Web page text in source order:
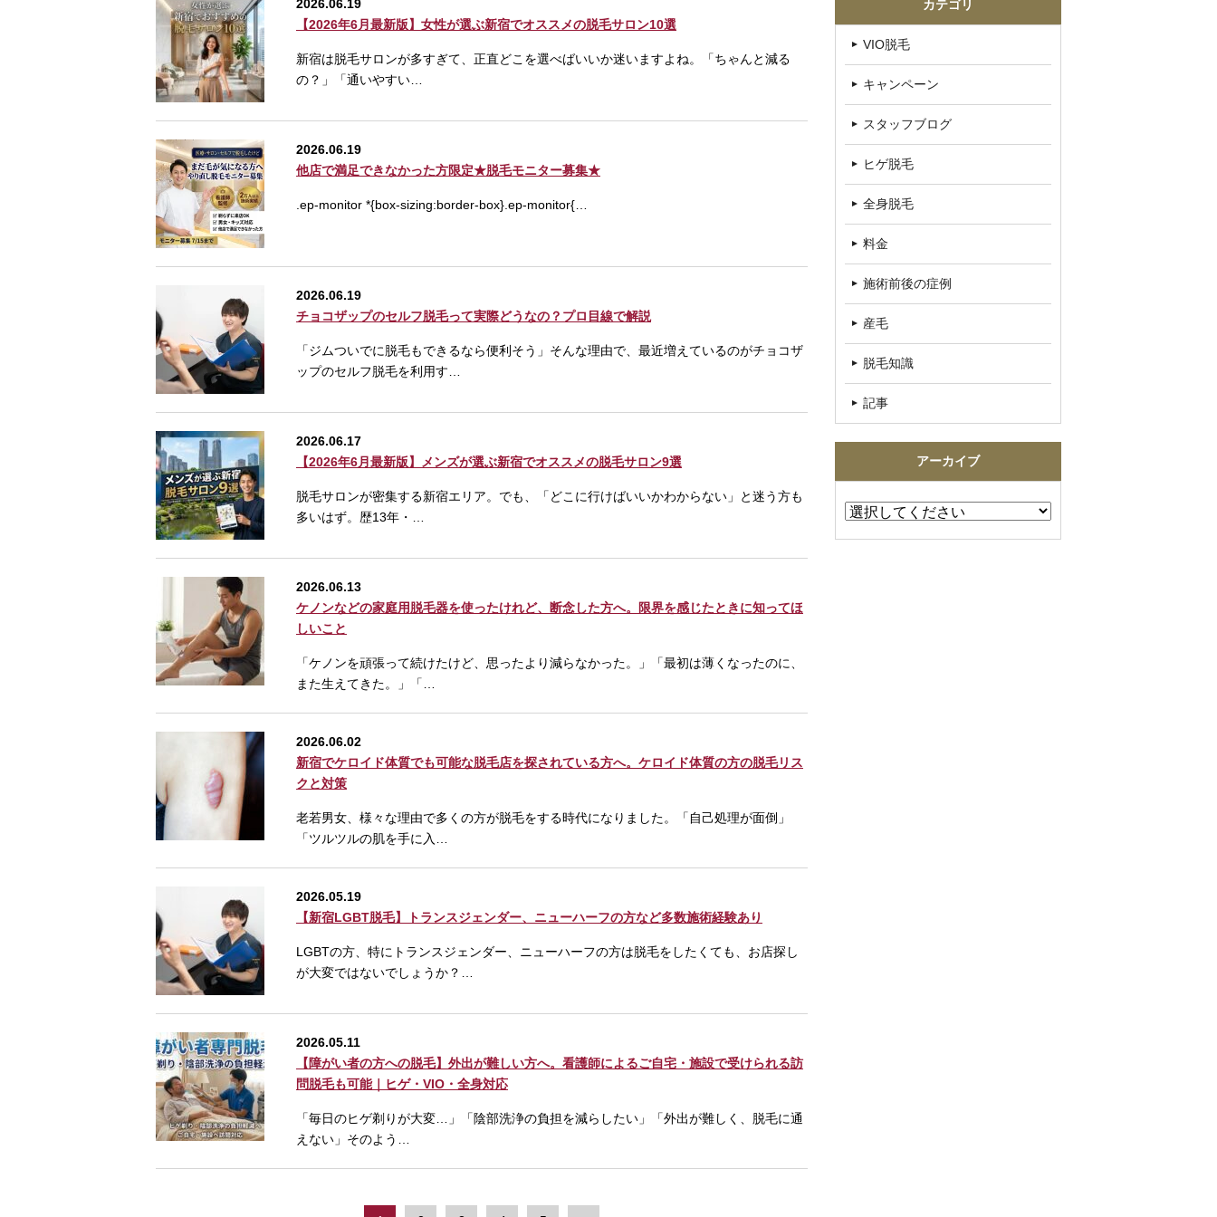
2026.06.19
【2026年6月最新版】女性が選ぶ新宿でオススメの脱毛サロン10選
新宿は脱毛サロンが多すぎて、正直どこを選べばいいか迷いますよね。「ちゃんと減る
の？」「通いやすい…
2026.06.19
他店で満足できなかった方限定★脱毛モニター募集★
.ep-monitor *{box-sizing:border-box}.ep-monitor{…
2026.06.19
チョコザップのセルフ脱毛って実際どうなの？プロ目線で解説
「ジムついでに脱毛もできるなら便利そう」そんな理由で、最近増えているのがチョコザ
ップのセルフ脱毛を利用す…
2026.06.17
【2026年6月最新版】メンズが選ぶ新宿でオススメの脱毛サロン9選
脱毛サロンが密集する新宿エリア。でも、「どこに行けばいいかわからない」と迷う方も
多いはず。歴13年・…
2026.06.13
ケノンなどの家庭用脱毛器を使ったけれど、断念した方へ。限界を感じたときに知ってほ
しいこと
「ケノンを頑張って続けたけど、思ったより減らなかった。」「最初は薄くなったのに、
また生えてきた。」「…
2026.06.02
新宿でケロイド体質でも可能な脱毛店を探されている方へ。ケロイド体質の方の脱毛リス
クと対策
老若男女、様々な理由で多くの方が脱毛をする時代になりました。「自己処理が面倒」
「ツルツルの肌を手に入…
2026.05.19
【新宿LGBT脱毛】トランスジェンダー、ニューハーフの方など多数施術経験あり
LGBTの方、特にトランスジェンダー、ニューハーフの方は脱毛をしたくても、お店探し
が大変ではないでしょうか？…
2026.05.11
【障がい者の方への脱毛】外出が難しい方へ。看護師によるご自宅・施設で受けられる訪
問脱毛も可能｜ヒゲ・VIO・全身対応
「毎日のヒゲ剃りが大変…」「陰部洗浄の負担を減らしたい」「外出が難しく、脱毛に通
えない」そのよう…
カテゴリ
VIO脱毛
キャンペーン
スタッフブログ
ヒゲ脱毛
全身脱毛
料金
施術前後の症例
産毛
脱毛知識
記事
アーカイブ